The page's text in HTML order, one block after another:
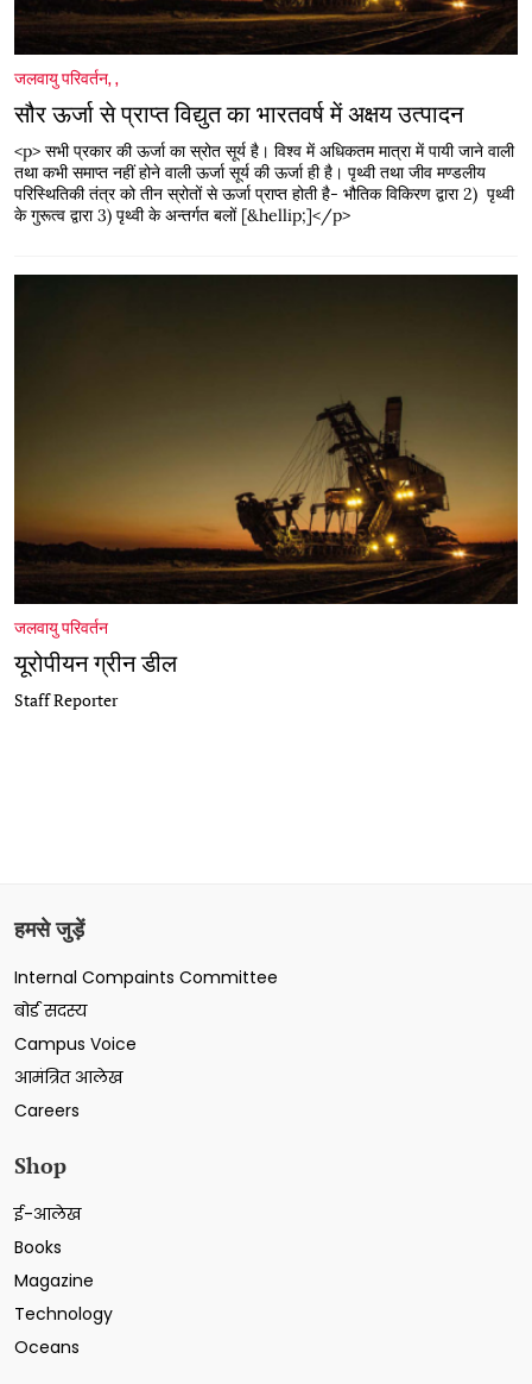
जलवायु परिवर्तन,,
सौर ऊर्जा से प्राप्त विद्युत का भारतवर्ष में अक्षय उत्पादन
<p> सभी प्रकार की ऊर्जा का स्रोत सूर्य है। विश्व में अधिकतम मात्रा में पायी जाने वाली
तथा कभी समाप्त नहीं होने वाली ऊर्जा सूर्य की ऊर्जा ही है। पृथ्वी तथा जीव मण्डलीय
परिस्थितिकी तंत्र को तीन स्रोतों से ऊर्जा प्राप्त होती है- भौतिक विकिरण द्वारा 2) पृथ्वी
के गुरूत्व द्वारा 3) पृथ्वी के अन्तर्गत बलों [&hellip;]</p>
जलवायु परिवर्तन
यूरोपीयन ग्रीन डील
Staff Reporter
हमसे जुड़ें
Internal Compaints Committee
बोर्ड सदस्य
Campus Voice
आमंत्रित आलेख
Careers
Shop
ई-आलेख
Books
Magazine
Technology
Oceans